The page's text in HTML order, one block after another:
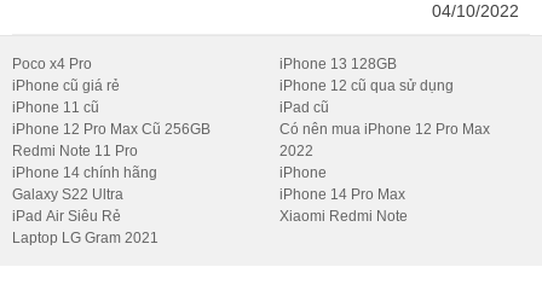
Thông Minh
04/10/2022
Poco x4 Pro
iPhone cũ giá rẻ
iPhone 11 cũ
iPhone 12 Pro Max Cũ 256GB
Redmi Note 11 Pro
iPhone 14 chính hãng
Galaxy S22 Ultra
iPad Air Siêu Rẻ
Laptop LG Gram 2021
iPhone 13 128GB
iPhone 12 cũ qua sử dụng
iPad cũ
Có nên mua iPhone 12 Pro Max
2022
iPhone
iPhone 14 Pro Max
Xiaomi Redmi Note